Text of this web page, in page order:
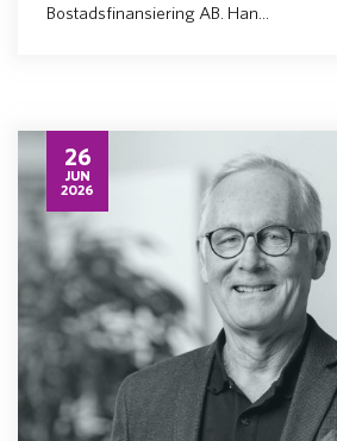
Bostadsfinansiering AB. Han...
26
JUN
2026